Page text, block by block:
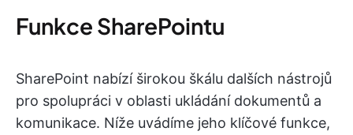
Funkce SharePointu
SharePoint nabízí širokou škálu dalších nástrojů
pro spolupráci v oblasti ukládání dokumentů a
komunikace. Níže uvádíme jeho klíčové funkce,